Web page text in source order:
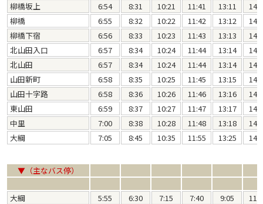
柳橋坂上
6:54 8:31 10:21 11:41 13:11
柳橋
6:55 8:32 10:22 11:42 13:12
柳橋下宿
6:56 8:33 10:23 11:43 13:13
北山田入口
6:57 8:34 10:24 11:44 13:14
北山田
6:57 8:34 10:24 11:44 13:14
山田新町
6:58 8:35 10:25 11:45 13:15
山田十字路
6:58 8:36 10:26 11:46 13:16
東山田
6:59 8:37 10:27 11:47 13:17
中里
7:00 8:38 10:28 11:48 13:18
大綱
7:05 8:45 10:35 11:55 13:25
▼（主なバス停）
大綱 5:55 6:30 7:15 7:40 9:05